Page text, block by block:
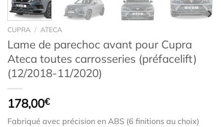
CUPRA / ATECA
Lame de parechoc avant pour Cupra
Ateca toutes carrosseries (préfacelift)
(12/2018-11/2020)
178,00€
Fabriqué avec précision en ABS (6 finitions au choix)